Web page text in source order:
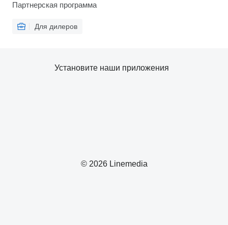
Партнерская программа
Для дилеров
© 2026 Linemedia
Установите наши приложения